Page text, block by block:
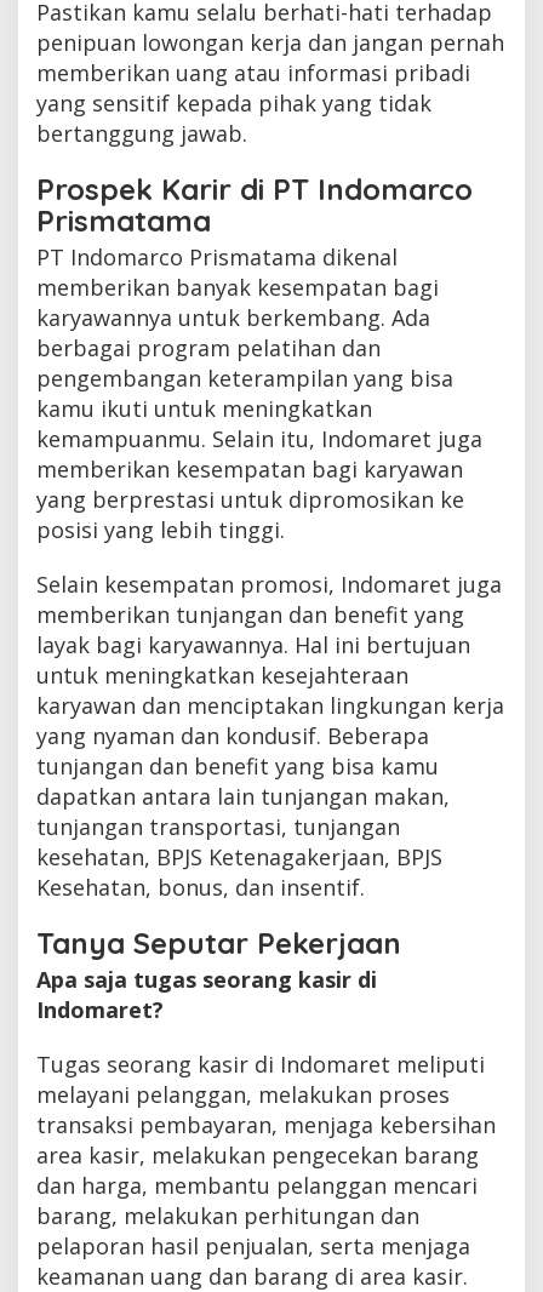
Pastikan kamu selalu berhati-hati terhadap
penipuan lowongan kerja dan jangan pernah
memberikan uang atau informasi pribadi
yang sensitif kepada pihak yang tidak
bertanggung jawab.
Prospek Karir di PT Indomarco
Prismatama
PT Indomarco Prismatama dikenal
memberikan banyak kesempatan bagi
karyawannya untuk berkembang. Ada
berbagai program pelatihan dan
pengembangan keterampilan yang bisa
kamu ikuti untuk meningkatkan
kemampuanmu. Selain itu, Indomaret juga
memberikan kesempatan bagi karyawan
yang berprestasi untuk dipromosikan ke
posisi yang lebih tinggi.
Selain kesempatan promosi, Indomaret juga
memberikan tunjangan dan benefit yang
layak bagi karyawannya. Hal ini bertujuan
untuk meningkatkan kesejahteraan
karyawan dan menciptakan lingkungan kerja
yang nyaman dan kondusif. Beberapa
tunjangan dan benefit yang bisa kamu
dapatkan antara lain tunjangan makan,
tunjangan transportasi, tunjangan
kesehatan, BPJS Ketenagakerjaan, BPJS
Kesehatan, bonus, dan insentif.
Tanya Seputar Pekerjaan
Apa saja tugas seorang kasir di
Indomaret?
Tugas seorang kasir di Indomaret meliputi
melayani pelanggan, melakukan proses
transaksi pembayaran, menjaga kebersihan
area kasir, melakukan pengecekan barang
dan harga, membantu pelanggan mencari
barang, melakukan perhitungan dan
pelaporan hasil penjualan, serta menjaga
keamanan uang dan barang di area kasir.